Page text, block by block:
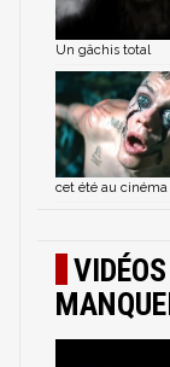
Un gâchis total
cet été au cinéma